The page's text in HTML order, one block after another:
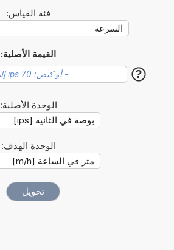
فئة القياس:
القيمة الأصلية:
?
الوحدة الأصلية:
الوحدة الهدف: